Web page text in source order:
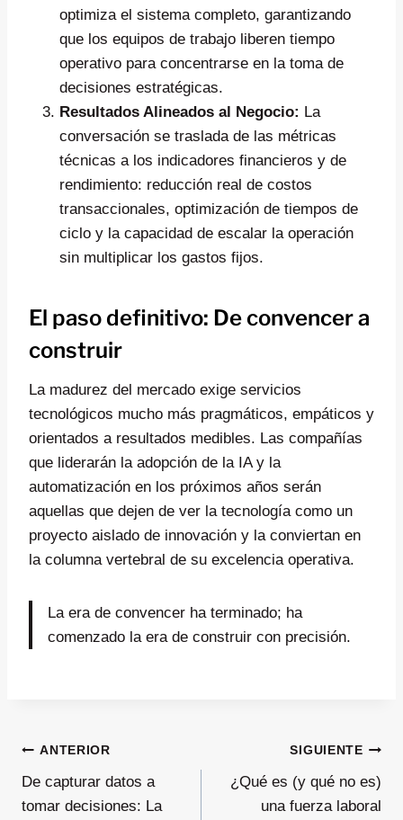
optimiza el sistema completo, garantizando
que los equipos de trabajo liberen tiempo
operativo para concentrarse en la toma de
decisiones estratégicas.
Resultados Alineados al Negocio: La
conversación se traslada de las métricas
técnicas a los indicadores financieros y de
rendimiento: reducción real de costos
transaccionales, optimización de tiempos de
ciclo y la capacidad de escalar la operación
sin multiplicar los gastos fijos.
El paso definitivo: De convencer a
construir
La madurez del mercado exige servicios
tecnológicos mucho más pragmáticos, empáticos y
orientados a resultados medibles. Las compañías
que liderarán la adopción de la IA y la
automatización en los próximos años serán
aquellas que dejen de ver la tecnología como un
proyecto aislado de innovación y la conviertan en
la columna vertebral de su excelencia operativa.
La era de convencer ha terminado; ha
comenzado la era de construir con precisión.
Navegación
de
ANTERIOR
De capturar datos a
tomar decisiones: La
SIGUIENTE
¿Qué es (y qué no es)
una fuerza laboral